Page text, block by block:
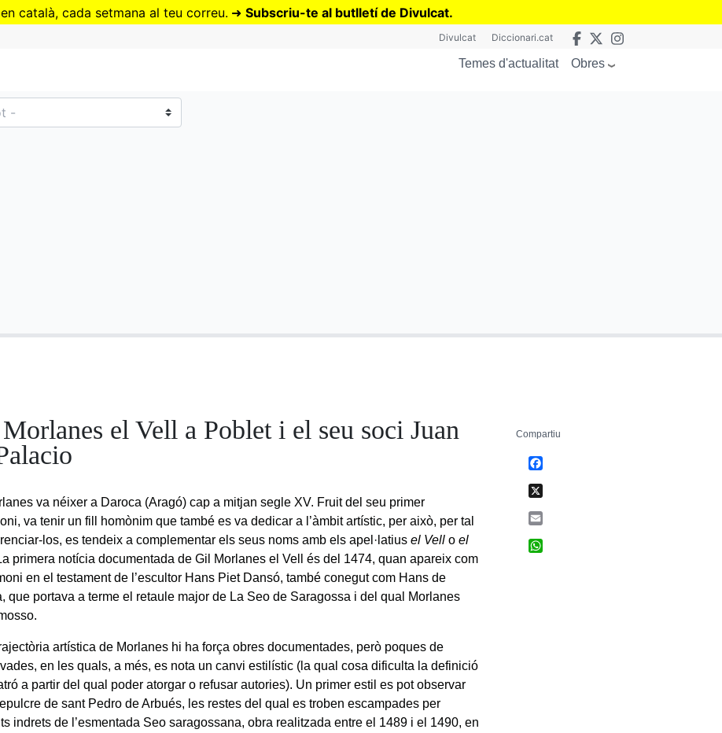
Vés
català, cada setmana al teu correu. ➜ Subscriu-te al butlletí de Divulcat.
Divulcat Diccionari.cat
Temes d'actualitat Obres
el Vell a Poblet i el seu soci Juan
va néixer a Daroca (Aragó) cap a mitjan segle XV. Fruit del seu primer
va tenir un fill homònim que també es va dedicar a l’àmbit artístic, per això, per tal
los, es tendeix a complementar els seus noms amb els apel·latiusel Vell oel
primera notícia documentada de Gil Morlanes el Vell és del 1474, quan apareix com
en el testament de l’escultor Hans Piet Dansó, també conegut com Hans de
que portava a terme el retaule major de La Seo de Saragossa i del qual Morlanes
artística de Morlanes hi ha força obres documentades, però poques de
en les quals, a més, es nota un canvi estilístic (la qual cosa dificulta la definició
a partir del qual poder atorgar o refusar autories). Un primer estil es pot observar
de sant Pedro de Arbués, les restes del qual es troben escampades per
indrets de l’esmentada Seo saragossana, obra realitzada entre el 1489 i el 1490, en
Compartiu